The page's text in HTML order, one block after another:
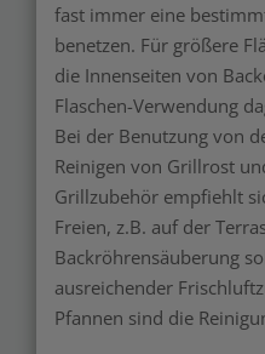
fast immer eine
benetzen. Für größere
die Innenseiten von
Flaschen-Verwendung
Bei der Benutzung von
Reinigen von Grillrost
Grillzubehör empfiehlt
Freien, z.B. auf der
Backröhrensäuberung
ausreichender
Pfannen sind die